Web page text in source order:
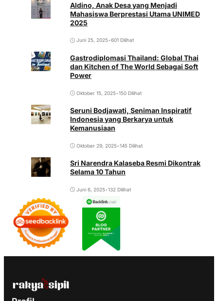
Aldino, Anak Desa yang Menjadi
Mahasiswa Berprestasi Utama UNIMED
2025
Juni 25, 2025•601 Dilihat
Gastrodiplomasi Thailand: Global Thai
dan Kitchen of The World Sebagai Soft
Power
Oktober 15, 2025•150 Dilihat
Seruni Bodjawati, Seniman Inspiratif
Indonesia yang Berkarya untuk
Kemanusiaan
Oktober 29, 2025•145 Dilihat
Sri Narendra Kalaseba Resmi Dikontrak
Selama 10 Tahun
Juni 6, 2025•132 Dilihat